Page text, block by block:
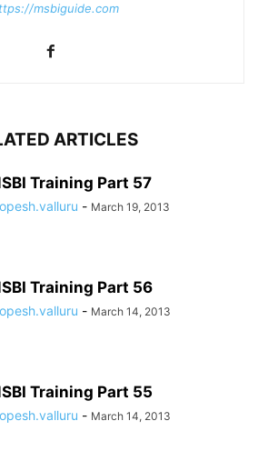
msbiguide.com
ARTICLES
Training Part 57
- March 19, 2013
Training Part 56
- March 14, 2013
Training Part 55
- March 14, 2013